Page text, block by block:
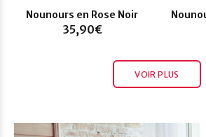
Nounours en Rose Noir
35,90€
VOIR PLUS